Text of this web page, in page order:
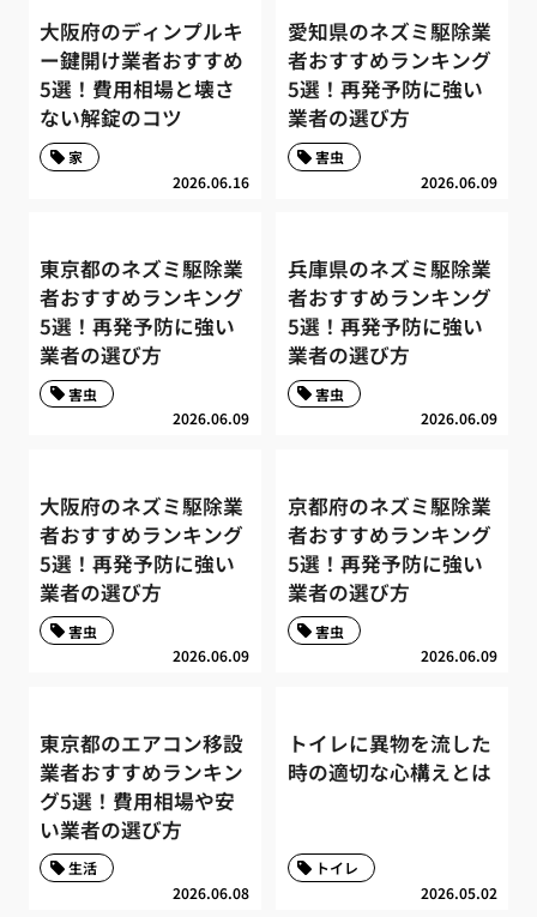
大阪府のディンプルキ
ー鍵開け業者おすすめ
5選！費用相場と壊さ
ない解錠のコツ
2026.06.16
家
愛知県のネズミ駆除業
者おすすめランキング
5選！再発予防に強い
業者の選び方
2026.06.09
害虫
東京都のネズミ駆除業
者おすすめランキング
5選！再発予防に強い
業者の選び方
2026.06.09
害虫
兵庫県のネズミ駆除業
者おすすめランキング
5選！再発予防に強い
業者の選び方
2026.06.09
害虫
大阪府のネズミ駆除業
者おすすめランキング
5選！再発予防に強い
業者の選び方
2026.06.09
害虫
京都府のネズミ駆除業
者おすすめランキング
5選！再発予防に強い
業者の選び方
2026.06.09
害虫
東京都のエアコン移設
業者おすすめランキン
グ5選！費用相場や安
い業者の選び方
2026.06.08
生活
トイレに異物を流した
時の適切な心構えとは
2026.05.02
トイレ